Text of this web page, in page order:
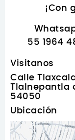
¡Con
55 1964
Visitanos
Calle
Tlalnepantla
54050
Ubicación